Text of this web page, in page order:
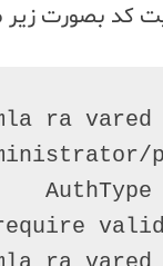
کد بصورت